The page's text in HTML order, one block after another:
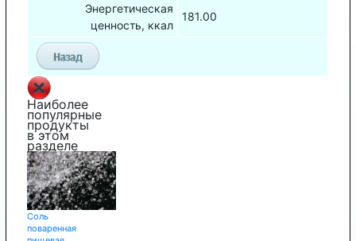
Энергетическая
ценность, ккал
181.00
Наиболее
популярные
продукты
в этом
разделе
Соль
поваренная